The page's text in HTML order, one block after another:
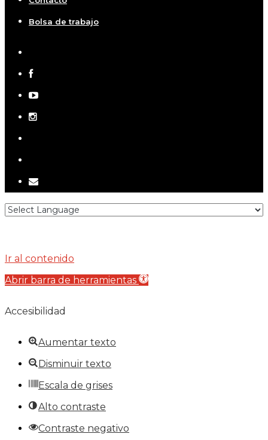
Bolsa de trabajo
twitter
facebook
youtube
instagram
email
Ir al contenido
Abrir barra de herramientas
Accesibilidad
Aumentar texto
Disminuir texto
Escala de grises
Alto contraste
Contraste negativo